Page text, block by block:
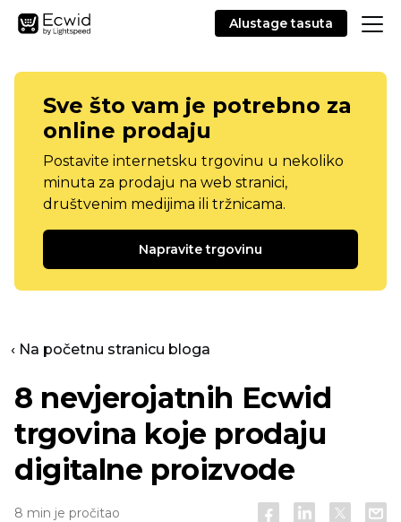
Alustage tasuta
Sve što vam je potrebno za
online prodaju
Postavite internetsku trgovinu u nekoliko
minuta za prodaju na web stranici,
društvenim medijima ili tržnicama.
Napravite trgovinu
‹ Na početnu stranicu bloga
8 nevjerojatnih Ecwid
trgovina koje prodaju
digitalne proizvode
8 min je pročitao